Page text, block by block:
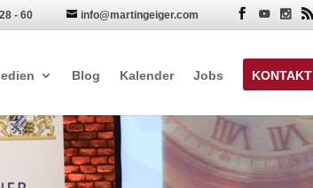
- 60 info@martingeiger.com  
Blog Kalender Jobs KONTAKT